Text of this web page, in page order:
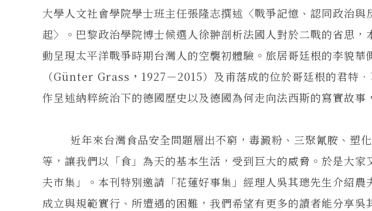
大學人文社會學院學士班主任張隆志撰述〈戰爭記憶、認同政治
起〉。巴黎政治學院博士候選人徐翀剖析法國人對於二戰的省思
動呈現太平洋戰爭時期台灣人的空襲初體驗。旅居哥廷根的李貌
（Günter Grass ， 1927－2015）及甫落成的位於哥廷根的君特
作呈述納粹統治下的德國歷史以及德國為何走向法西斯的寫實故事
近年來台灣食品安全問題層出不窮，毒澱粉、三聚氰胺、塑化
等，讓我們以「食」為天的基本生活，受到巨大的威脅。於是大
夫市集」。本刊特別邀請「花蓮好事集」經理人吳其璁先生介紹
成立與規範實行、所遭遇的困難，我們希望有更多的讀者能分享